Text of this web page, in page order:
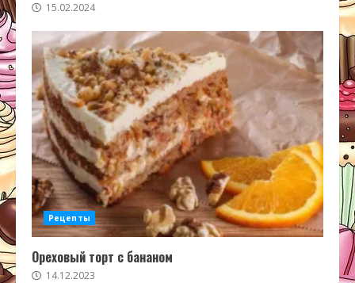
15.02.2024
Рецепты
Ореховый торт с бананом
14.12.2023